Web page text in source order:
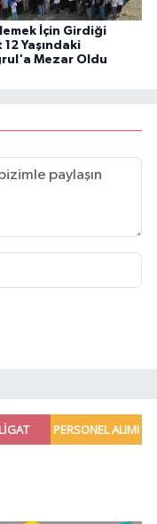
İçin Girdiği
Yaşındaki
Mezar Oldu